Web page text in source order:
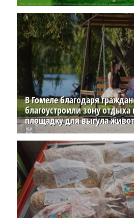
В Гомеле благодаря
благоустроили зону
площадку для выгула